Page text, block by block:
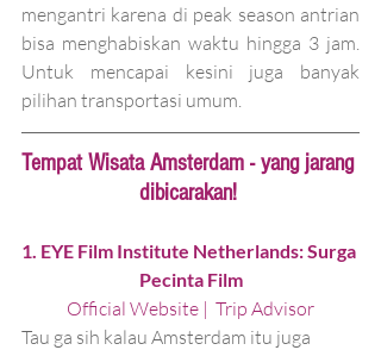
mengantri karena di peak season antrian
bisa menghabiskan waktu hingga 3 jam.
Untuk mencapai kesini juga banyak
pilihan transportasi umum.
Tempat Wisata Amsterdam - yang jarang
dibicarakan!
1. EYE Film Institute Netherlands: Surga
Pecinta Film
Official Website | Trip Advisor
Tau ga sih kalau Amsterdam itu juga